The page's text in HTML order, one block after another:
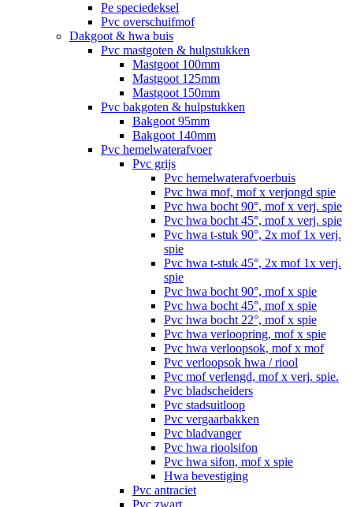
Pe speciedeksel
Pvc overschuifmof
Dakgoot & hwa buis
Pvc mastgoten & hulpstukken
Mastgoot 100mm
Mastgoot 125mm
Mastgoot 150mm
Pvc bakgoten & hulpstukken
Bakgoot 95mm
Bakgoot 140mm
Pvc hemelwaterafvoer
Pvc grijs
Pvc hemelwaterafvoerbuis
Pvc hwa mof, mof x verjongd spie
Pvc hwa bocht 90°, mof x verj. spie
Pvc hwa bocht 45°, mof x verj. spie
Pvc hwa t-stuk 90°, 2x mof 1x verj.
spie
Pvc hwa t-stuk 45°, 2x mof 1x verj.
spie
Pvc hwa bocht 90°, mof x spie
Pvc hwa bocht 45°, mof x spie
Pvc hwa bocht 22°, mof x spie
Pvc hwa verloopring, mof x spie
Pvc hwa verloopsok, mof x mof
Pvc verloopsok hwa / riool
Pvc mof verlengd, mof x verj. spie.
Pvc bladscheiders
Pvc stadsuitloop
Pvc vergaarbakken
Pvc bladvanger
Pvc hwa rioolsifon
Pvc hwa sifon, mof x spie
Hwa bevestiging
Pvc antraciet
Pvc zwart